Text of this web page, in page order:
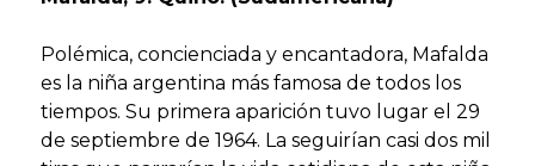
Polémica, concienciada y encantadora, Mafalda
es la niña argentina más famosa de todos los
tiempos. Su primera aparición tuvo lugar el 29
de septiembre de 1964. La seguirían casi dos mil